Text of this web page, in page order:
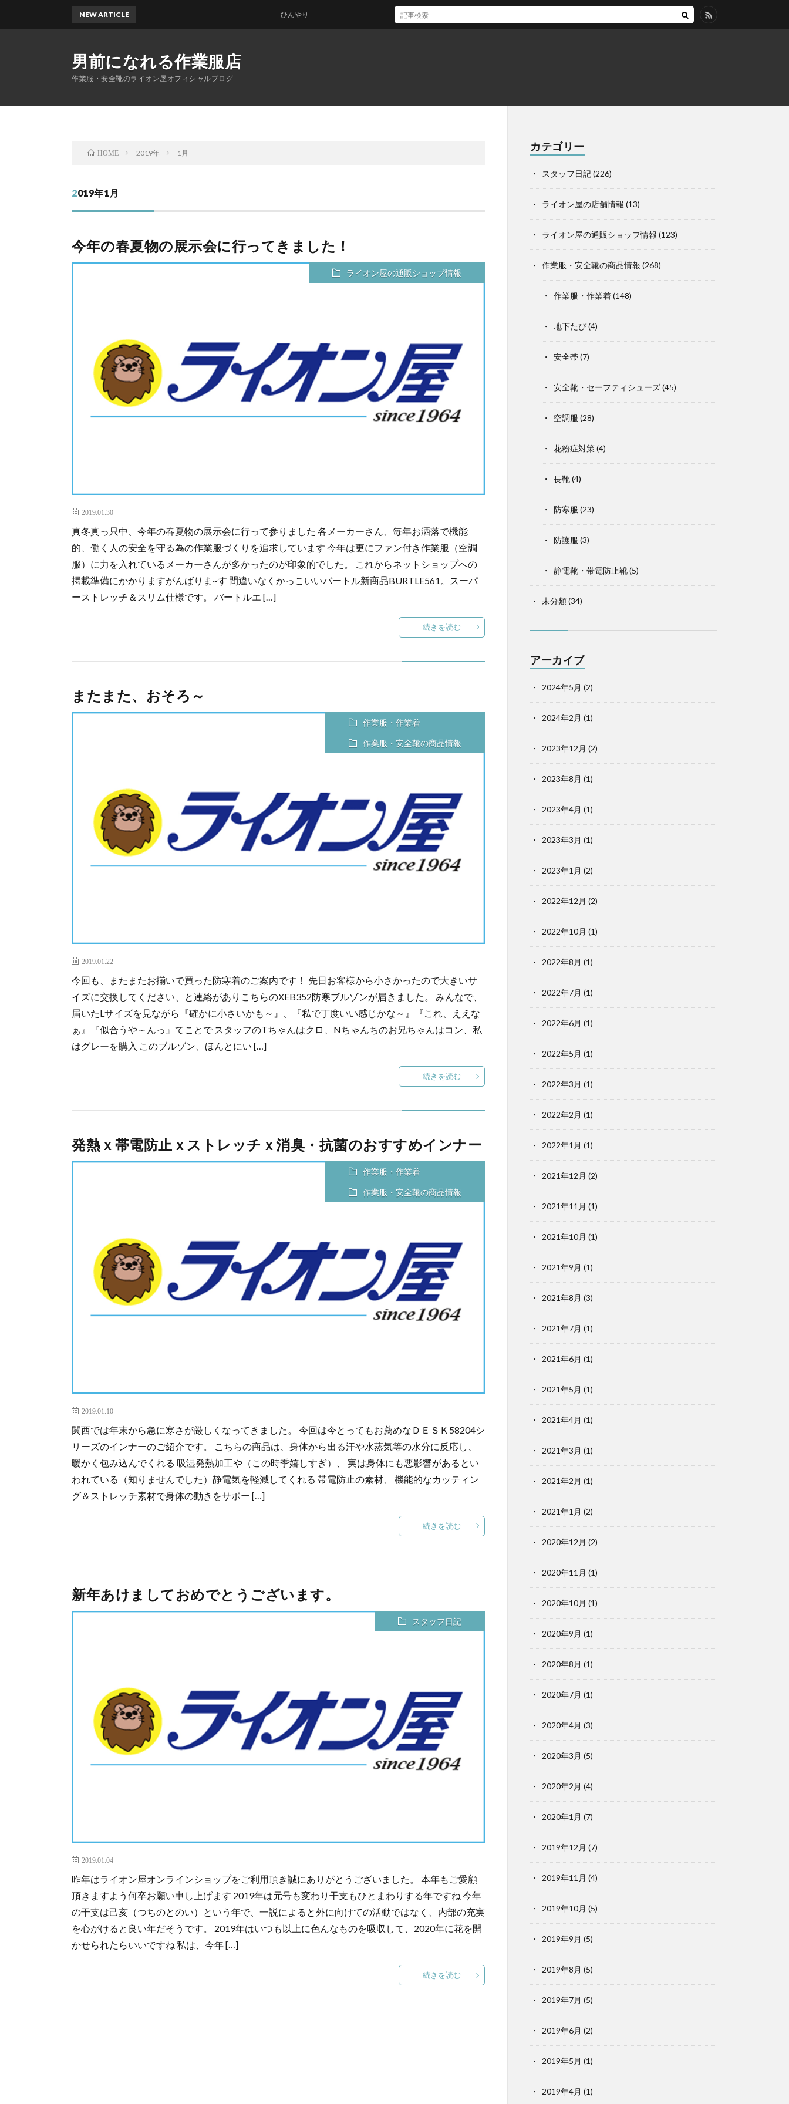
男前になれる作業服店
作業服・安全靴のライオン屋オフィシャルブログ
NEW ARTICLE ひんやり
HOME 2019年 1月
2019年1月
今年の春夏物の展示会に行ってきました！
ライオン屋の通販ショップ情報
2019.01.30
真冬真っ只中、今年の春夏物の展示会に行って参りました 各メーカーさん、毎年お洒落で機能
的、働く人の安全を守る為の作業服づくりを追求しています 今年は更にファン付き作業服（空調
服）に力を入れているメーカーさんが多かったのが印象的でした。 これからネットショップへの
掲載準備にかかりますがんばりま~す 間違いなくかっこいいバートル新商品BURTLE561。スーパ
ーストレッチ＆スリム仕様です。 バートルエ […]
続きを読む
またまた、おそろ～
作業服・作業着
作業服・安全靴の商品情報
2019.01.22
今回も、またまたお揃いで買った防寒着のご案内です！ 先日お客様から小さかったので大きいサ
イズに交換してください、と連絡がありこちらのXEB352防寒ブルゾンが届きました。 みんなで、
届いたLサイズを見ながら『確かに小さいかも～』、『私で丁度いい感じかな～』『これ、ええな
ぁ』『似合うや～んっ』てことで スタッフのTちゃんはクロ、Nちゃんちのお兄ちゃんはコン、私
はグレーを購入 このブルゾン、ほんとにい […]
続きを読む
発熱ｘ帯電防止ｘストレッチｘ消臭・抗菌のおすすめインナー
作業服・作業着
作業服・安全靴の商品情報
2019.01.10
関西では年末から急に寒さが厳しくなってきました。 今回は今とってもお薦めなＤＥＳＫ58204シ
リーズのインナーのご紹介です。 こちらの商品は、身体から出る汗や水蒸気等の水分に反応し、
暖かく包み込んでくれる 吸湿発熱加工や（この時季嬉しすぎ）、 実は身体にも悪影響があるとい
われている（知りませんでした）静電気を軽減してくれる 帯電防止の素材、 機能的なカッティン
グ＆ストレッチ素材で身体の動きをサポー […]
続きを読む
新年あけましておめでとうございます。
スタッフ日記
2019.01.04
昨年はライオン屋オンラインショップをご利用頂き誠にありがとうございました。 本年もご愛顧
頂きますよう何卒お願い申し上げます 2019年は元号も変わり干支もひとまわりする年ですね 今年
の干支は己亥（つちのとのい）という年で、一説によると外に向けての活動ではなく、内部の充実
を心がけると良い年だそうです。 2019年はいつも以上に色んなものを吸収して、2020年に花を開
かせられたらいいですね 私は、今年 […]
続きを読む
カテゴリー
スタッフ日記(226)
ライオン屋の店舗情報 (13)
ライオン屋の通販ショップ情報 (123)
作業服・安全靴の商品情報 (268)
作業服・作業着(148)
地下たび(4)
安全帯(7)
安全靴・セーフティシューズ(45)
空調服 (28)
花粉症対策(4)
長靴(4)
防寒服 (23)
防護服 (3)
静電靴・帯電防止靴(5)
未分類(34)
アーカイブ
2024年5月 (2)
2024年2月 (1)
2023年12月 (2)
2023年8月 (1)
2023年4月 (1)
2023年3月 (1)
2023年1月 (2)
2022年12月 (2)
2022年10月 (1)
2022年8月 (1)
2022年7月 (1)
2022年6月 (1)
2022年5月 (1)
2022年3月 (1)
2022年2月 (1)
2022年1月 (1)
2021年12月 (2)
2021年11月 (1)
2021年10月 (1)
2021年9月 (1)
2021年8月 (3)
2021年7月 (1)
2021年6月 (1)
2021年5月 (1)
2021年4月 (1)
2021年3月 (1)
2021年2月 (1)
2021年1月 (2)
2020年12月 (2)
2020年11月 (1)
2020年10月 (1)
2020年9月 (1)
2020年8月 (1)
2020年7月 (1)
2020年4月 (3)
2020年3月 (5)
2020年2月 (4)
2020年1月 (7)
2019年12月 (7)
2019年11月 (4)
2019年10月 (5)
2019年9月 (5)
2019年8月 (5)
2019年7月 (5)
2019年6月 (2)
2019年5月 (1)
2019年4月 (1)